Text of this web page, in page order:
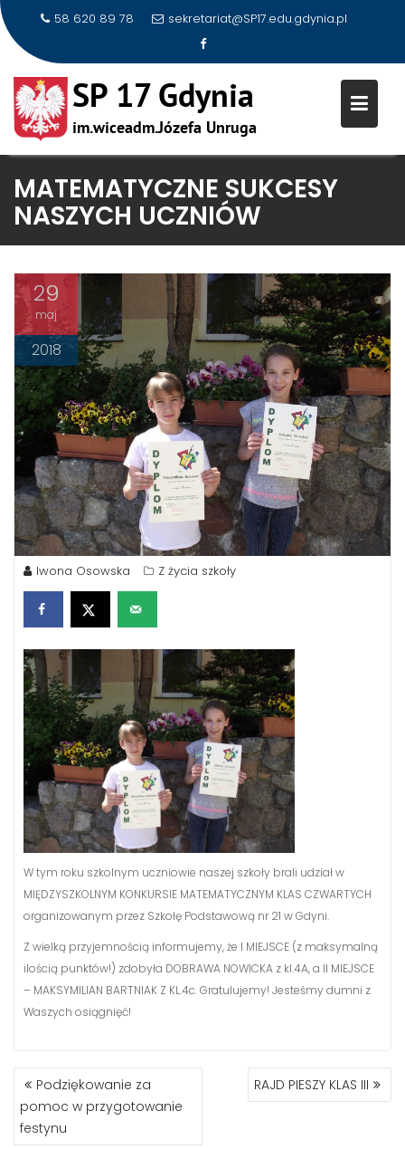
content
58 620 89 78 sekretariat@SP17.edu.gdynia.pl
MATEMATYCZNE SUKCESY
NASZYCH UCZNIÓW
29
maj
2018
Iwona Osowska Z życia szkoły
W tym roku szkolnym uczniowie naszej szkoły brali udział w
MIĘDZYSZKOLNYM KONKURSIE MATEMATYCZNYM KLAS CZWARTYCH
organizowanym przez Szkołę Podstawową nr 21 w Gdyni.
Z wielką przyjemnością informujemy, że I MIEJSCE (z maksymalną
ilością punktów!) zdobyła DOBRAWA NOWICKA z kl.4A, a II MIEJSCE
– MAKSYMILIAN BARTNIAK Z KL.4c. Gratulujemy! Jesteśmy dumni z
Waszych osiągnięć!
NAWIGACJA
WPISU
Podziękowanie za
pomoc w przygotowanie
festynu
RAJD PIESZY KLAS III